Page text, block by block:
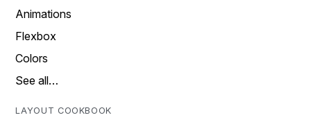
Animations
Flexbox
Colors
See all…
LAYOUT COOKBOOK